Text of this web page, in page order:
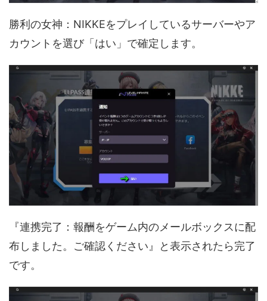
勝利の女神：NIKKEをプレイしているサーバーやア
カウントを選び「はい」で確定します。
『連携完了：報酬をゲーム内のメールボックスに配
布しました。ご確認ください』と表示されたら完了
です。